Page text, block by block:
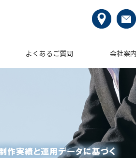
よくあるご質問 会社案内